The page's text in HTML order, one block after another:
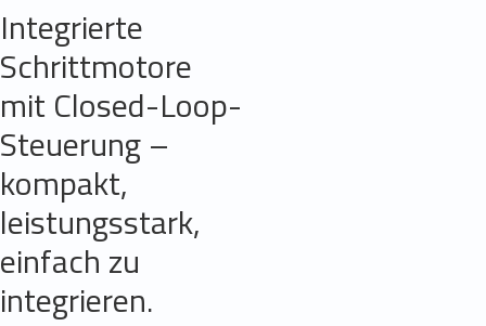
Integrierte
Schrittmotore
mit Closed-Loop-
Steuerung –
kompakt,
leistungsstark,
einfach zu
integrieren.